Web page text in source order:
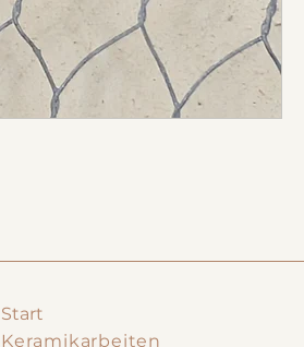
Start
Keramikarbeiten